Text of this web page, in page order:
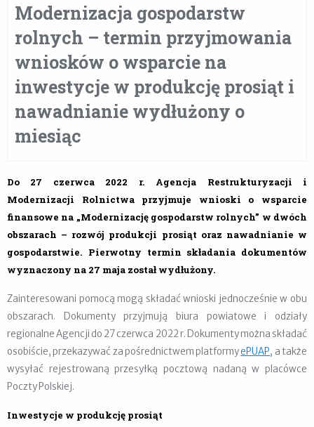
Modernizacja gospodarstw
rolnych – termin przyjmowania
wniosków o wsparcie na
inwestycje w produkcję prosiąt i
nawadnianie wydłużony o
miesiąc
Do 27 czerwca 2022 r. Agencja Restrukturyzacji i
Modernizacji Rolnictwa przyjmuje wnioski o wsparcie
finansowe na „Modernizację gospodarstw rolnych” w dwóch
obszarach – rozwój produkcji prosiąt oraz nawadnianie w
gospodarstwie. Pierwotny termin składania dokumentów
wyznaczony na 27 maja został wydłużony.
Zainteresowani pomocą mogą składać wnioski jednocześnie w obu
obszarach. Dokumenty przyjmują biura powiatowe i odziały
regionalne Agencji do 27 czerwca 2022 r. Dokumenty można składać
osobiście, przekazywać za pośrednictwem platformyePUAP, a także
wysyłać rejestrowaną przesyłką pocztową nadaną w placówce
Poczty Polskiej.
Inwestycje w produkcję prosiąt